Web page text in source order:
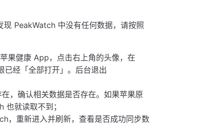
PeakWatch 中没有任何数据，请按照
果健康 App，点击右上角的头像，在
已经「全部打开」。后台退出
，确认相关数据是否存在。如果苹果原
就读取不到；
，重新进入并刷新，查看是否成功同步数